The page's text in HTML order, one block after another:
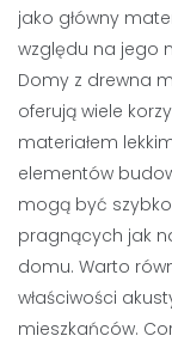
jako główny
względu na jego
Domy z drewna
oferują wiele
materiałem
elementów
mogą być
pragnących jak
domu. Warto
właściwości
mieszkańców.